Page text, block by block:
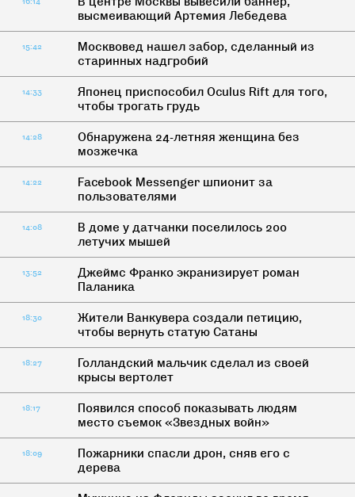
высмеивающий Артемия Лебедева
15:42
Москвовед нашел забор, сделанный из
старинных надгробий
14:33
Японец приспособил Oculus Rift для того,
чтобы трогать грудь
14:28
Обнаружена 24-летняя женщина без
мозжечка
14:22
Facebook Messenger шпионит за
пользователями
14:08
В доме у датчанки поселилось 200
летучих мышей
13:52
Джеймс Франко экранизирует роман
Паланика
18:30
Жители Ванкувера создали петицию,
чтобы вернуть статую Сатаны
18:27
Голландский мальчик сделал из своей
крысы вертолет
18:17
Появился способ показывать людям
место съемок «Звездных войн»
18:09
Пожарники спасли дрон, сняв его с
дерева